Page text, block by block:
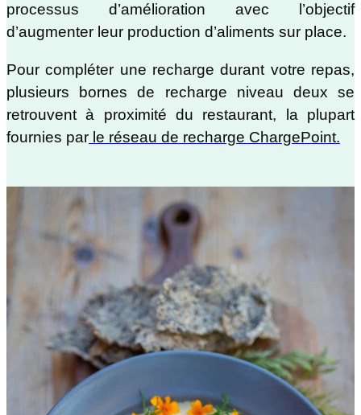
processus d’amélioration avec l’objectif
d’augmenter leur production d’aliments sur place.
Pour compléter une recharge durant votre repas,
plusieurs bornes de recharge niveau deux se
retrouvent à proximité du restaurant, la plupart
fournies par le réseau de recharge ChargePoint.